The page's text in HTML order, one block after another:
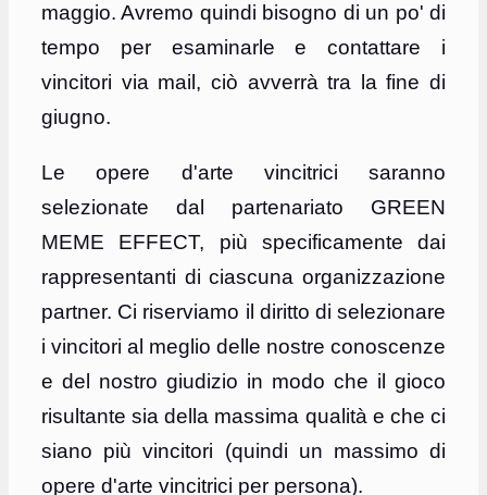
maggio. Avremo quindi bisogno di un po' di
tempo per esaminarle e contattare i
vincitori via mail, ciò avverrà tra la fine di
giugno.
Le opere d'arte vincitrici saranno
selezionate dal partenariato GREEN
MEME EFFECT, più specificamente dai
rappresentanti di ciascuna organizzazione
partner. Ci riserviamo il diritto di selezionare
i vincitori al meglio delle nostre conoscenze
e del nostro giudizio in modo che il gioco
risultante sia della massima qualità e che ci
siano più vincitori (quindi un massimo di
opere d'arte vincitrici per persona).